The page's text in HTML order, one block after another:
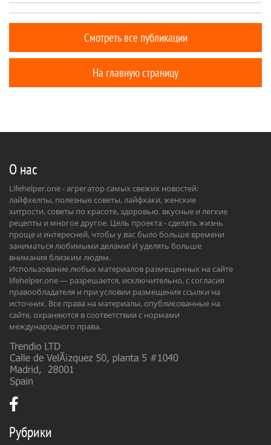
Смотреть все публикации
На главную страницу
О нас
Lifehelper.one - агрегатор самых свежих новостей:
лайфхелпы, полезные советы, лайфхаки, женские
хитрости, советы по красоте, здоровью. вкусные и легкие
рецепты и многое другое. Цель проекта - сделать жизнь
проще и интересней, чтобы у вас было больше времени
заниматься любимыми делами! И уделять больше
внимания близким людям.
Использование любых материалов размещенных на сайте
lifehelper.one — разрешается, исключительно, с согласия
правообладателя и при условии размещения ссылки на
источник. Все права на материалы, опубликованные на
сайте, охраняются в соответствии с нормами
международного права.
Рубрики